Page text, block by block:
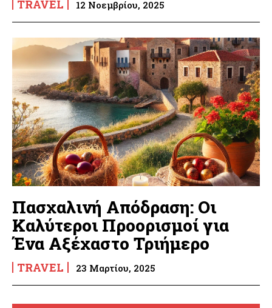
TRAVEL 12 Νοεμβρίου, 2025
Πασχαλινή Απόδραση: Οι
Καλύτεροι Προορισμοί για
Ένα Αξέχαστο Τριήμερο
TRAVEL 23 Μαρτίου, 2025